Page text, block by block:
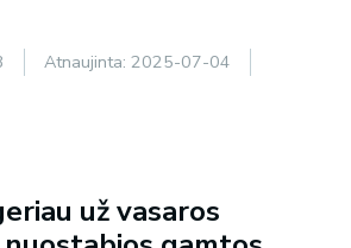
Atnaujinta: 2025-07-04
už vasaros